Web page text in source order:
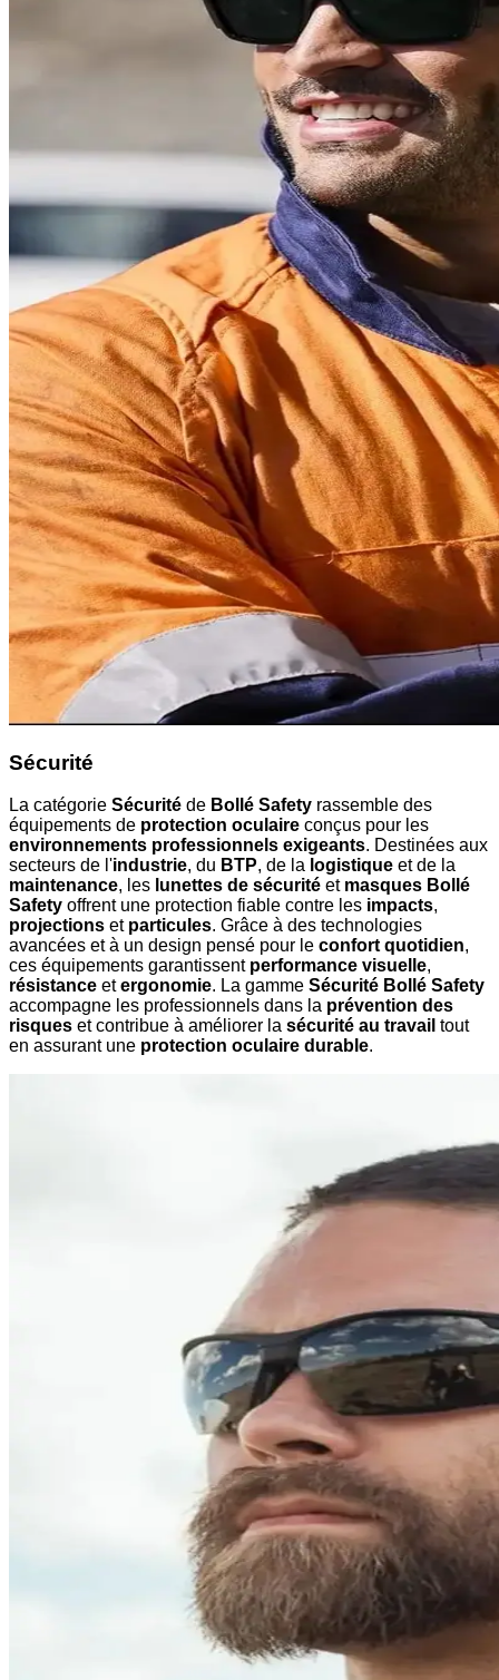
Sécurité
La catégorie Sécurité de Bollé Safety rassemble des
équipements de protection oculaire conçus pour les
environnements professionnels exigeants. Destinées aux
secteurs de l'industrie, du BTP, de la logistique et de la
maintenance, les lunettes de sécurité et masques Bollé
Safety offrent une protection fiable contre les impacts,
projections et particules. Grâce à des technologies
avancées et à un design pensé pour le confort quotidien,
ces équipements garantissent performance visuelle,
résistance etergonomie. La gamme Sécurité Bollé Safety
accompagne les professionnels dans la prévention des
risques et contribue à améliorer la sécurité au travail tout
en assurant une protection oculaire durable.